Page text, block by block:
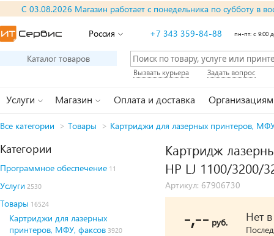
С 03.08.2026 Магазин работает с понедельника по субботу в
Россия +7 343 359-84-88 пн-пт: с 9:00
Каталог товаров
Вызвать курьера Задать вопрос
Услуги Магазин Оплата и доставка Организациям
Все категории > Товары > Картриджи для лазерных принтеров,
Категории
Программное обеспечение 11
Услуги 2530
Товары 16524
Картриджи для лазерных
принтеров, МФУ, факсов 3920
Картридж
HP LJ 1100/3200/
Артикул: 67906730
-,-- руб. Нет